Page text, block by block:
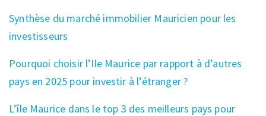
Synthèse du marché immobilier Mauricien pour les
investisseurs
Pourquoi choisir l’Ile Maurice par rapport à d’autres
pays en 2025 pour investir à l’étranger ?
L’île Maurice dans le top 3 des meilleurs pays pour